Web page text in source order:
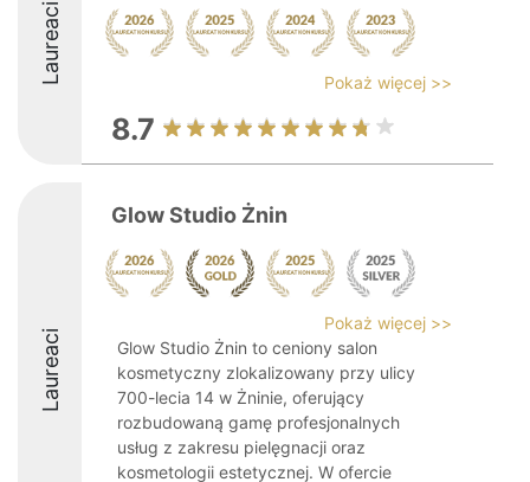
Laureaci Pokaż więcej >>
8.7
Laureaci
Glow Studio Żnin
Pokaż więcej >>
Glow Studio Żnin to ceniony salon
kosmetyczny zlokalizowany przy ulicy
700-lecia 14 w Żninie, oferujący
rozbudowaną gamę profesjonalnych
usług z zakresu pielęgnacji oraz
kosmetologii estetycznej. W ofercie